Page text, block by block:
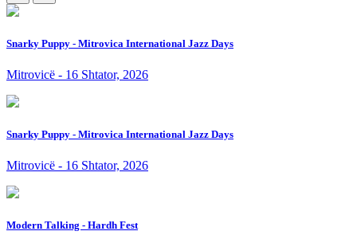
Snarky Puppy - Mitrovica International Jazz Days
Mitrovicë - 16 Shtator, 2026
Snarky Puppy - Mitrovica International Jazz Days
Mitrovicë - 16 Shtator, 2026
Modern Talking - Hardh Fest